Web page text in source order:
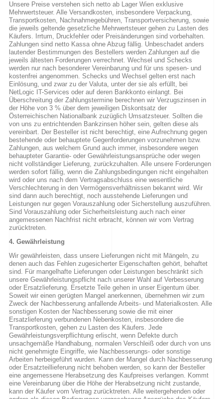
Unsere Preise verstehen sich netto ab Lager Wien exklusive
Mehrwertsteuer. Alle Versandkosten, insbesondere Verpackung,
Transportkosten, Nachnahmegebühren, Transportversicherung, sowie
die jeweils geltende gesetzliche Mehrwertsteuer gehen zu Lasten des
Käufers. Irrtum, Druckfehler oder Preisänderungen sind vorbehalten.
Zahlungen sind netto Kassa ohne Abzug fällig. Unbeschadet anders
lautender Bestimmungen des Bestellers werden Zahlungen auf die
jeweils ältesten Forderungen verrechnet. Wechsel und Schecks
werden nur nach besonderer Vereinbarung und für uns spesen- und
kostenfrei angenommen. Schecks und Wechsel gelten erst nach
Einlösung, und zwar zu der Valuta, unter der sie als erfüllt, bei
NetLogic IT-Services oder auf deren Bankkonto einlangt. Bei
Überschreitung der Zahlungstermine berechnen wir Verzugszinsen in
der Höhe von 3 % über dem jeweiligen Diskontsatz der
Österreichischen Nationalbank zuzüglich Umsatzsteuer. Sollten die
von uns zu entrichtenden Bankzinsen höher sein, gelten diese als
vereinbart. Der Besteller ist nicht berechtigt, eine Aufrechnung gegen
bestehende oder behauptete Gegenforderungen vorzunehmen bzw.
Zahlungen, aus welchem Grund auch immer, insbesondere wegen
behaupteter Garantie- oder Gewährleistungsansprüche oder wegen
nicht vollständiger Lieferung, zurückzuhalten. Alle unsere Forderungen
werden sofort fällig, wenn die Zahlungsbedingungen nicht eingehalten
wird oder uns nach dem Vertragsabschluss eine wesentliche
Verschlechterung in den Vermögensverhältnissen bekannt wird. Wir
sind dann auch berechtigt, noch ausstehende Lieferungen und
Leistungen nur gegen Vorauszahlung oder Sicherstellung auszuführen.
Sind Vorauszahlung oder Sicherheitsleistung auch nach einer
angemessenen Nachfrist nicht erbracht, können wir vom Vertrag
zurücktreten.
4. Gewährleistung
Wir gewährleisten, dass unsere Lieferungen nicht mit Mängeln, zu
denen auch das Fehlen zugesicherter Eigenschaften gehört, behaftet
sind. Für mangelhafte Lieferungen oder Leistungen beschränkt sich
unsere Gewährleistungspflicht nach unserer Wahl auf Verbesserung
oder Ersatzlieferung. Ersetzte Teile gehen in unser Eigentum über.
Soweit wir einen gerügten Mangel anerkennen, übernehmen wir zum
Zweck der Nachbesserung anfallende Arbeits- und Materialkosten. Alle
sonstigen Kosten der Nachbesserung sowie die mit einer
Ersatzlieferung verbundenen Nebenkosten, insbesondere die
Transportkosten, gehen zu Lasten des Käufers. Jede
Gewährleistungsverpflichtung erlischt, wenn Defekte durch
unsachgemäße Handhabung, normalen Verschleiß oder durch von uns
nicht genehmigte Eingriffe, wie Nachbesserungs- oder sonstige
Arbeiten herbeigeführt wurden. Kann der Mangel durch Nachbesserung
oder Ersatzteillieferung nicht behoben werden, so kann der Besteller
eine angemessene Herabsetzung des Kaufpreises verlangen. Kommt
eine Vereinbarung über die Höhe der Herabsetzung nicht zustande,
kann der Käufer vom Vertrag zurücktreten. Alle weitergehenden oder